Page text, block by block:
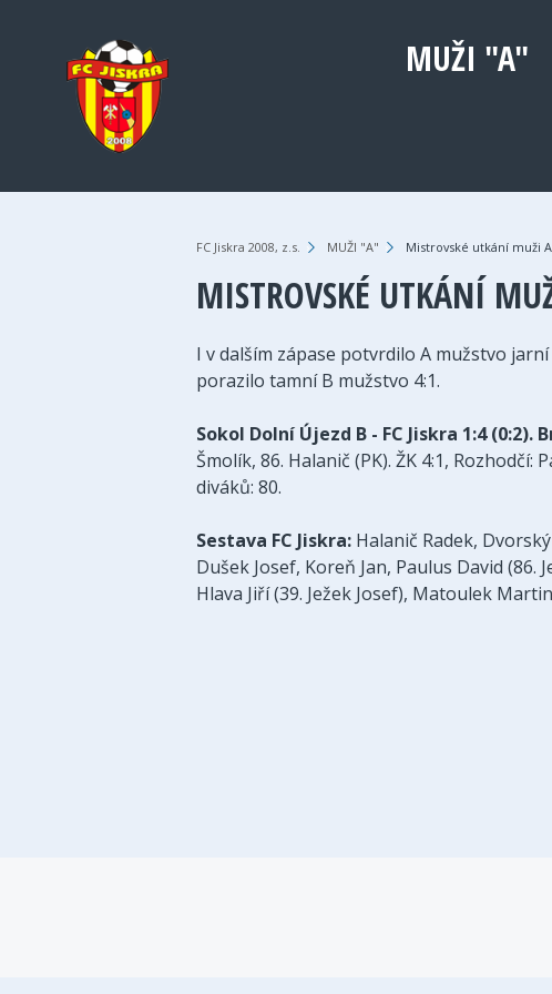
MUŽI "A"
FC Jiskra 2008, z.s. › MUŽI "A" › Mistrovské utkání muži A
MISTROVSKÉ UTKÁNÍ
I v dalším zápase potvrdilo A mužstvo
porazilo tamní B mužstvo 4:1.
Sokol Dolní Újezd B - FC Jiskra 1:4 (0:2).
Šmolík, 86. Halanič (PK). ŽK 4:1,
diváků: 80.
Sestava FC Jiskra: Halanič Radek,
Dušek Josef, Koreň Jan, Paulus David
Hlava Jiří (39. Ježek Josef), Matoulek